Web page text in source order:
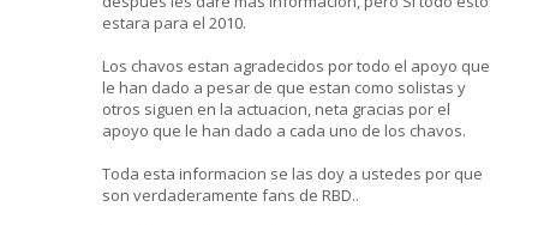
estara para el 2010.
Los chavos estan agradecidos por todo el apoyo que
le han dado a pesar de que estan como solistas y
otros siguen en la actuacion, neta gracias por el
apoyo que le han dado a cada uno de los chavos.
Toda esta informacion se las doy a ustedes por que
son verdaderamente fans de RBD..